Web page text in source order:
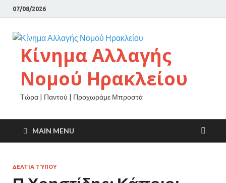
07/08/2026
Κίνημα Αλλαγής
Νομού Ηρακλείου
Τώρα | Παντού | Προχωράμε Μπροστά
MAIN MENU
ΔΕΛΤΊΑ ΤΎΠΟΥ